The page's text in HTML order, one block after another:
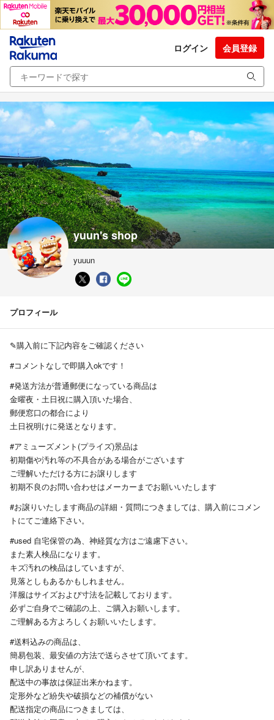
ログイン 会員登録
yuun's shop
yuuun
プロフィール
✎︎購入前に下記内容をご確認ください
#コメントなしで即購入okです！
#発送方法が普通郵便になっている商品は
金曜夜・土日祝に購入頂いた場合、
郵便窓口の都合により
土日祝明けに発送となります。
#アミューズメント(プライズ)景品は
初期傷や汚れ等の不具合がある場合がございます
ご理解いただける方にお譲りします
初期不良のお問い合わせはメーカーまでお願いいたします
#お譲りいたします商品の詳細・質問につきましては、購入前にコメン
トにてご連絡下さい。
#used 自宅保管の為、神経質な方はご遠慮下さい。
また素人検品になります。
キズ汚れの検品はしていますが、
見落としもあるかもしれません。
洋服はサイズおよび寸法を記載しております。
必ずご自身でご確認の上、ご購入お願いします。
ご理解ある方よろしくお願いいたします。
#送料込みの商品は、
簡易包装、最安値の方法で送らさせて頂いてます。
申し訳ありませんが、
配送中の事故は保証出来かねます。
定形外など紛失や破損などの補償がない
配送指定の商品につきましては、